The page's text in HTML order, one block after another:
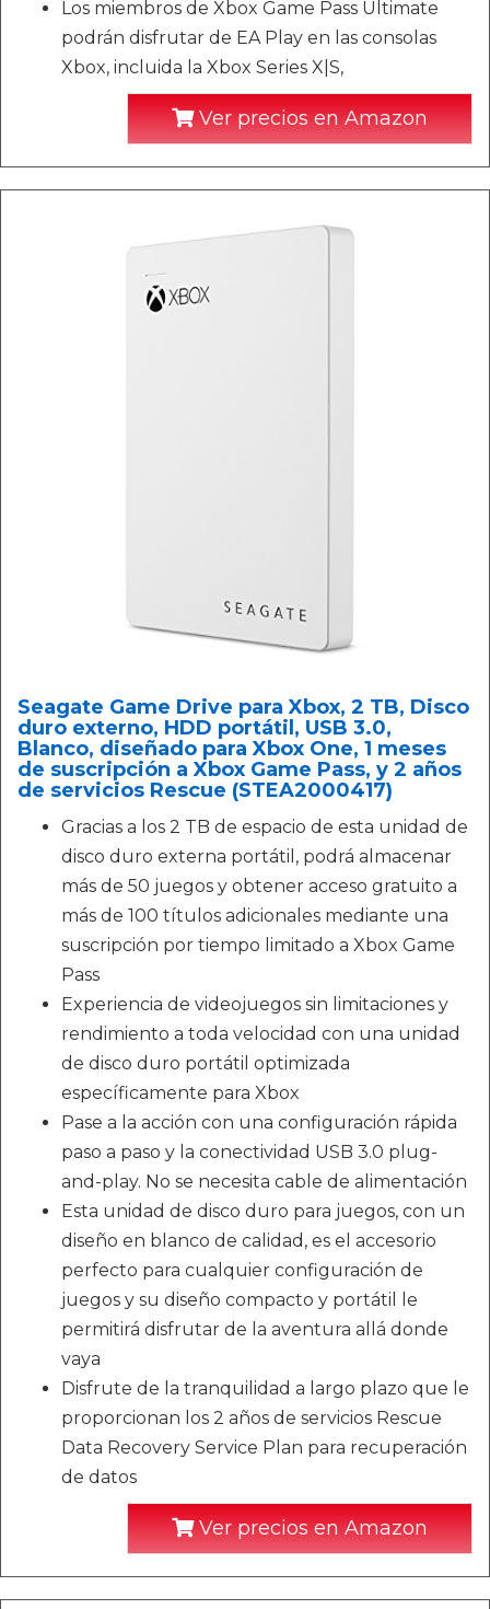
Los miembros de Xbox Game Pass Ultimate
podrán disfrutar de EA Play en las consolas
Xbox, incluida la Xbox Series X|S,
Ver precios en Amazon
Seagate Game Drive para Xbox, 2 TB, Disco
duro externo, HDD portátil, USB 3.0,
Blanco, diseñado para Xbox One, 1 meses
de suscripción a Xbox Game Pass, y 2 años
de servicios Rescue (STEA2000417)
Gracias a los 2 TB de espacio de esta unidad de
disco duro externa portátil, podrá almacenar
más de 50 juegos y obtener acceso gratuito a
más de 100 títulos adicionales mediante una
suscripción por tiempo limitado a Xbox Game
Pass
Experiencia de videojuegos sin limitaciones y
rendimiento a toda velocidad con una unidad
de disco duro portátil optimizada
específicamente para Xbox
Pase a la acción con una configuración rápida
paso a paso y la conectividad USB 3.0 plug-
and-play. No se necesita cable de alimentación
Esta unidad de disco duro para juegos, con un
diseño en blanco de calidad, es el accesorio
perfecto para cualquier configuración de
juegos y su diseño compacto y portátil le
permitirá disfrutar de la aventura allá donde
vaya
Disfrute de la tranquilidad a largo plazo que le
proporcionan los 2 años de servicios Rescue
Data Recovery Service Plan para recuperación
de datos
Ver precios en Amazon